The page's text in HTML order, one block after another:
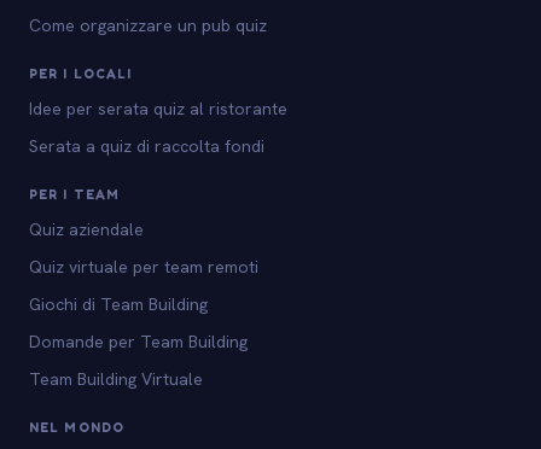
Come organizzare un pub quiz
PER I LOCALI
Idee per serata quiz al ristorante
Serata a quiz di raccolta fondi
PER I TEAM
Quiz aziendale
Quiz virtuale per team remoti
Giochi di Team Building
Domande per Team Building
Team Building Virtuale
NEL MONDO